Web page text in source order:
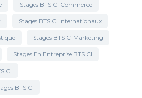
Stages BTS CI Commerce
Stages BTS CI Internationaux
Stages BTS CI Marketing
Stages En Entreprise BTS CI
CI
BTS CI